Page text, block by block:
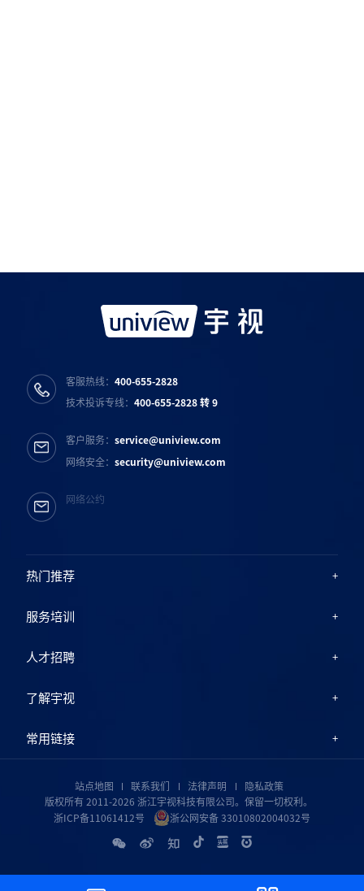
热门推荐
服务培训
人才招聘
了解宇视
常用链接
客服热线：400-655-2828
技术投诉专线：400-655-2828 转 9
客户服务：service@uniview.com
网络安全：security@uniview.com
网络公约
站点地图 联系我们 法律声明
隐私政策
版权所有 2011-2026 浙江宇视科技有限公司。保留一切权利。
浙ICP备11061412号
浙公网安备 33010802004032号